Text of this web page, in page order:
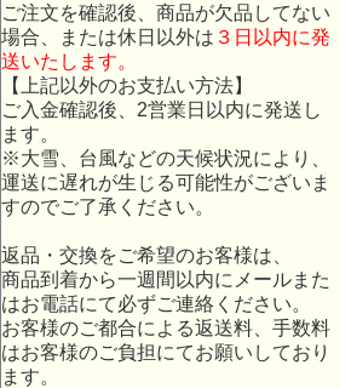
ご注文を確認後、商品が欠品してない
場合、または休日以外は ３日以内に発
送いたします。
【上記以外のお支払い方法】
ご入金確認後、2営業日以内に発送し
ます。
※大雪、台風などの天候状況により、
運送に遅れが生じる可能性がございま
すのでご了承ください。
返品・交換をご希望のお客様は、
商品到着から一週間以内にメールまた
はお電話にて必ずご連絡ください。
お客様のご都合による返送料、手数料
はお客様のご負担にてお願いしており
ます。